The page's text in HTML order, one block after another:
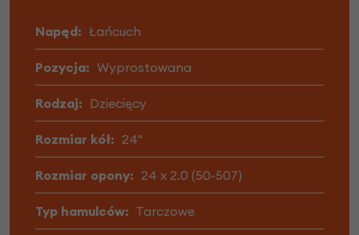
Napęd: Łańcuch
Pozycja: Wyprostowana
Rodzaj: Dziecięcy
Rozmiar kół: 24"
Rozmiar opony: 24 x 2.0 (50-507)
Typ hamulców: Tarczowe